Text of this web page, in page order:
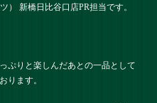
） 新橋日比谷口店PR担当です。
ぷりと楽しんだあとの一品として
ります。